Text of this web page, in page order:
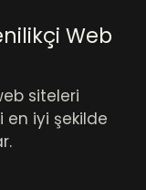
Web
siteleri
en iyi şekilde